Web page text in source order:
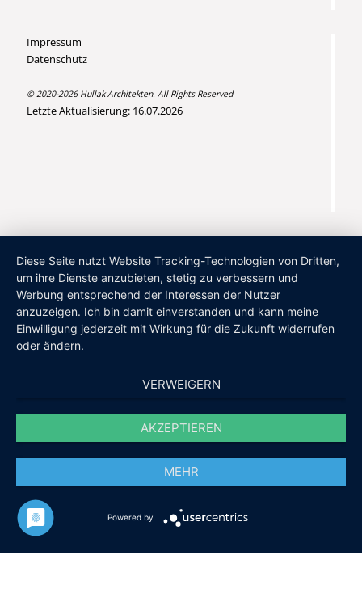
Impressum
Datenschutz
© 2020-2026 Hullak Architekten. All Rights Reserved
Letzte Aktualisierung: 16.07.2026
Diese Seite nutzt Website Tracking-Technologien von Dritten,
um ihre Dienste anzubieten, stetig zu verbessern und
Werbung entsprechend der Interessen der Nutzer
anzuzeigen. Ich bin damit einverstanden und kann meine
Einwilligung jederzeit mit Wirkung für die Zukunft widerrufen
oder ändern.
VERWEIGERN
AKZEPTIEREN
MEHR
Powered by